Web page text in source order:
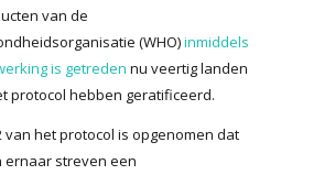
van de
(WHO)inmiddels
is getreden nu veertig landen
protocol hebben geratificeerd.
van het protocol is opgenomen dat
ernaar streven een